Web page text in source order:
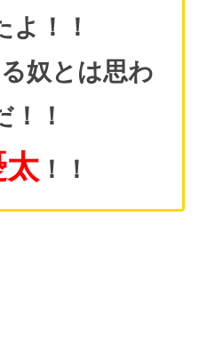
よ！！
奴とは思わ
！！
！！